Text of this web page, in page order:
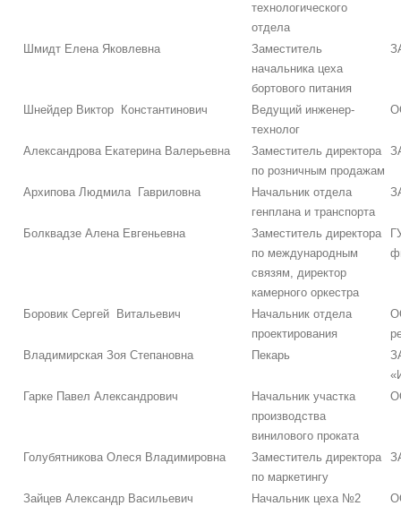
технологического
отдела
Шмидт Елена Яковлевна
Заместитель
начальника цеха
бортового питания
Шнейдер Виктор Константинович
Ведущий инженер-
технолог
Александрова Екатерина Валерьевна
Заместитель директора
по розничным продажам
Архипова Людмила Гавриловна
Начальник отдела
генплана и транспорта
Болквадзе Алена Евгеньевна
Заместитель директора
по международным
связям, директор
камерного оркестра
Боровик Сергей Витальевич
Начальник отдела
проектирования
Владимирская Зоя Степановна
Пекарь
Гарке Павел Александрович
Начальник участка
производства
винилового проката
Голубятникова Олеся Владимировна
Заместитель директора
по маркетингу
Зайцев Александр Васильевич Начальник цеха №2